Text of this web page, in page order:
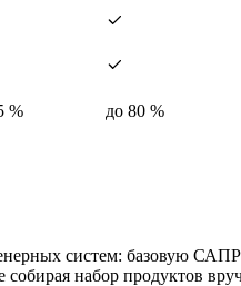
% до 80 %
систем: базовую
набор продуктов